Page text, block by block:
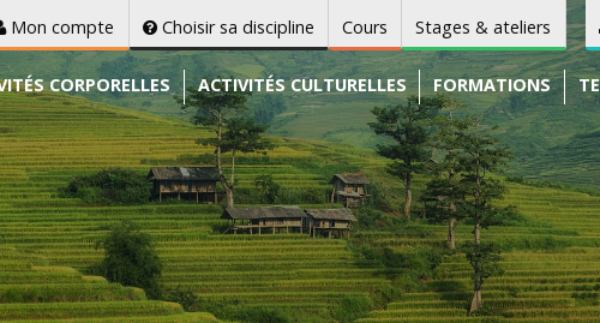
Mon compte Choisir sa discipline Cours Stages & ateliers
CORPORELLES ACTIVITÉS CULTURELLES FORMATIONS